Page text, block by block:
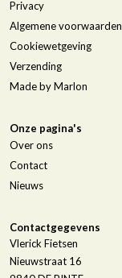
Privacy
Algemene voorwaarden
Cookiewetgeving
Verzending
Made by Marlon
Onze pagina's
Over ons
Contact
Nieuws
Contactgegevens
Vlerick Fietsen
Nieuwstraat 16